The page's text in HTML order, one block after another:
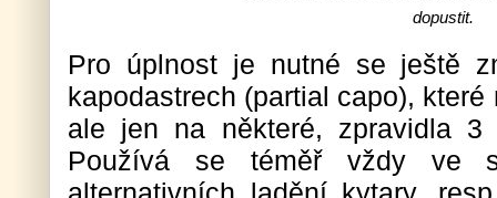
dopustit.
Pro úplnost je nutné se ještě
kapodastrech (partial capo),
ale jen na některé, zpravidla 3
Používá se téměř vždy ve